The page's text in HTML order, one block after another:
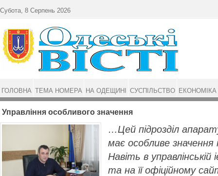
Управління особливого значення
…Цей підрозділ
має особливе значення
Навіть в управлінській
та на її офіційному
Субота, 8 Серпень 2026
ГОЛОВНА ТЕМА НОМЕРА НА ОДЕЩИНІ СУСПІЛЬСТВО ЕКОНОМІКА